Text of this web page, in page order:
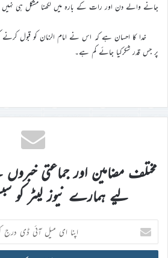
جانے والے دن اور رات کے بارہ میں لکھنا مشکل ہی
خدا کا احسان ہے کہ اس نے امام الزمان کو قبول
پر جس قدر شکرکیا جائے کم ہے۔
مختلف مضامین اور جماعتی
لیے ہمارے نیوز لیٹر کو
اپنا
ای
میل